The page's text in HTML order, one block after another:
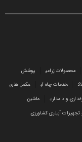
محصولات زراعی
پوشش
خدمات چاه آب
مکمل های
و دامداری
ماشین
تجهیزات آبیاری کشاورزی